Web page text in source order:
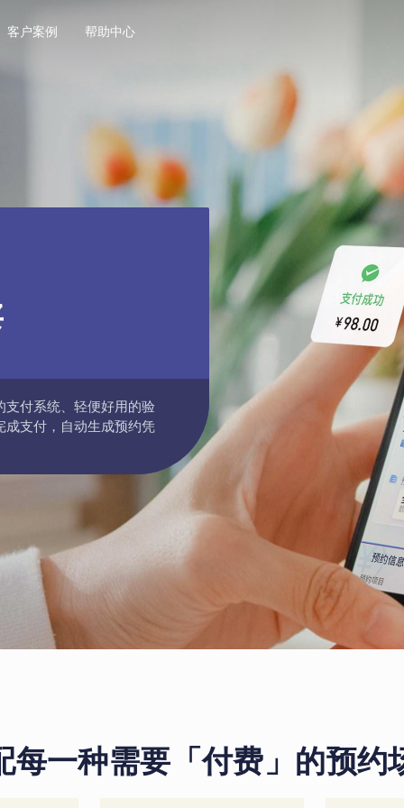
客户案例 帮助中心
付系统、轻便好用的验
成支付，自动生成预约凭
每一种需要「付费」的预约